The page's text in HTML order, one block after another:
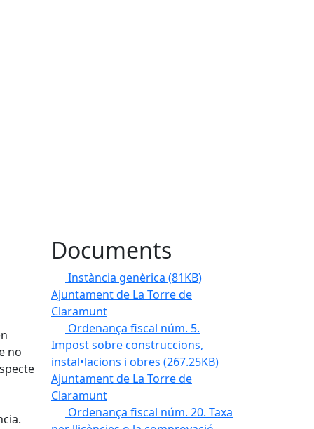
no
Documents
Instància genèrica (81KB)
Ajuntament de La Torre de
Claramunt
Ordenança fiscal núm. 5.
Impost sobre construccions,
instal•lacions i obres (267.25KB)
Ajuntament de La Torre de
Claramunt
Ordenança fiscal núm. 20. Taxa